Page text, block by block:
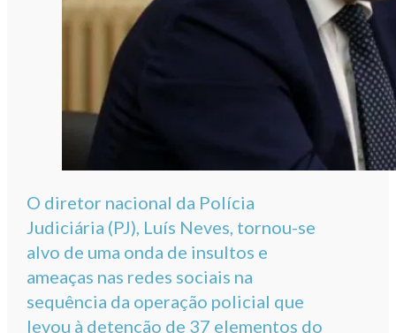
O diretor nacional da Polícia
Judiciária (PJ), Luís Neves, tornou-se
alvo de uma onda de insultos e
ameaças nas redes sociais na
sequência da operação policial que
levou à detenção de 37 elementos do